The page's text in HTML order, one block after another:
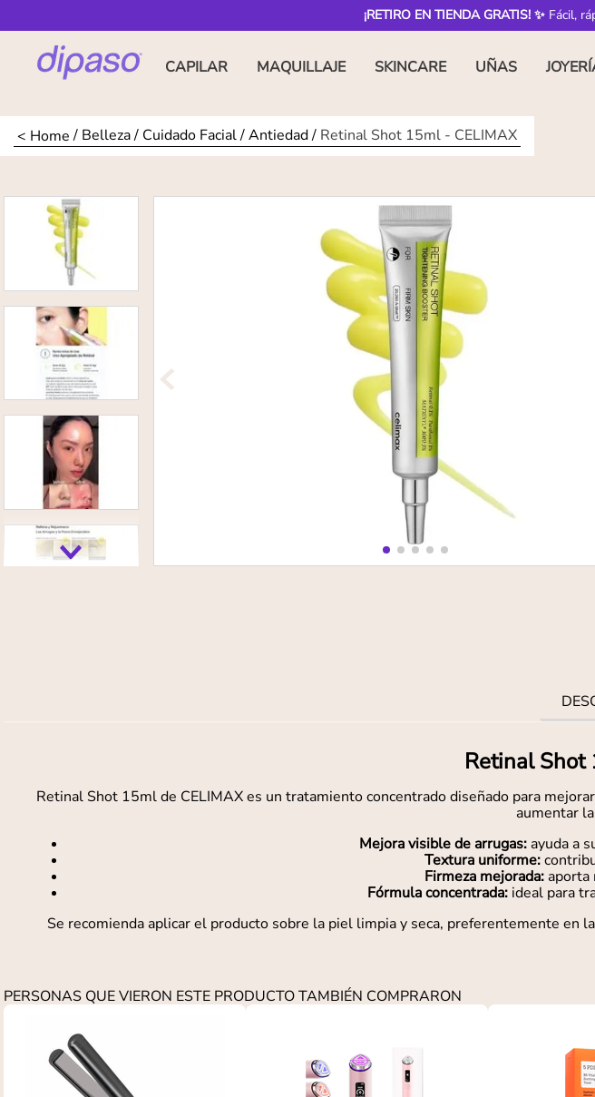
¡RETIRO EN TIENDA GRATIS! ✨ Fácil,
CAPILAR MAQUILLAJE SKINCARE UÑAS
Belleza Cuidado Facial Antiedad Retinal Shot 15ml - CELIMAX
Retinal Shot
Retinal Shot 15ml de CELIMAX es un tratamiento concentrado diseñado para
aumentar
Mejora visible de arrugas:ayuda a
Textura uniforme:
Firmeza mejorada: aporta
Fórmula concentrada:ideal para
Se recomienda aplicar el producto sobre la piel limpia y seca, preferentemente en
PERSONAS QUE VIERON ESTE PRODUCTO TAMBIÉN COMPRARON